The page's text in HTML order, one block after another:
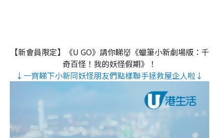
【新會員限定】《U GO》請你睇👹《蠟筆小新劇場版：千
奇百怪！我的妖怪假期》！
↓一齊睇下小新同妖怪朋友們點樣聯手拯救屋企人啦↓